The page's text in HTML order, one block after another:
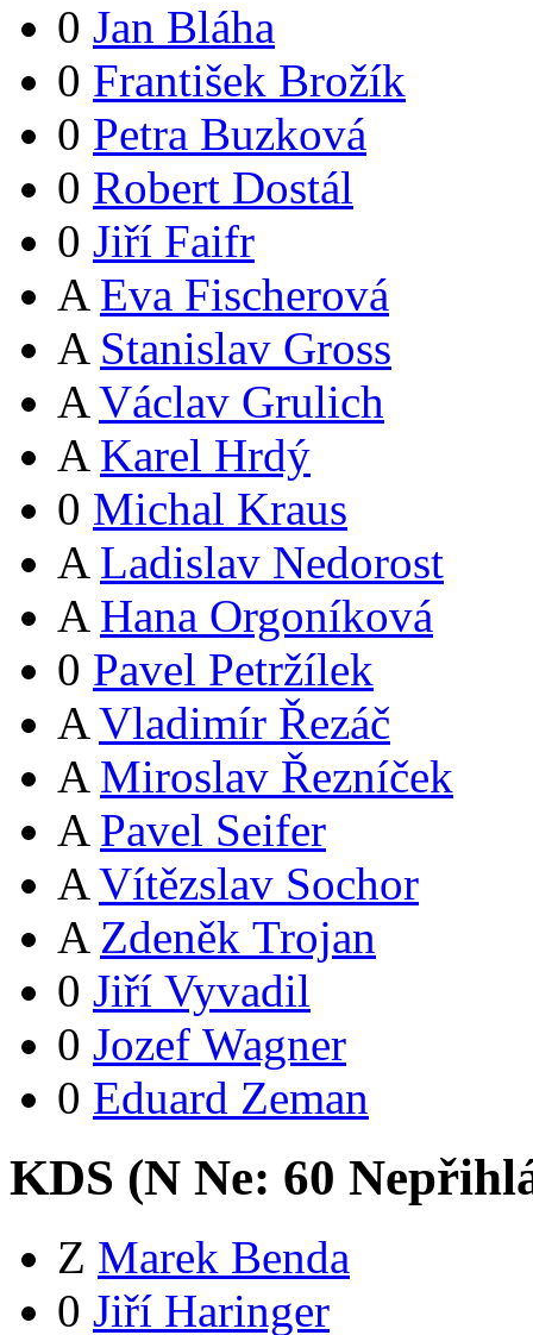
0 Jan Bláha
0 František Brožík
0 Petra Buzková
0 Robert Dostál
0 Jiří Faifr
A Eva Fischerová
A Stanislav Gross
A Václav Grulich
A Karel Hrdý
0 Michal Kraus
A Ladislav Nedorost
A Hana Orgoníková
0 Pavel Petržílek
A Vladimír Řezáč
A Miroslav Řezníček
A Pavel Seifer
A Vítězslav Sochor
A Zdeněk Trojan
0 Jiří Vyvadil
0 Jozef Wagner
0 Eduard Zeman
KDS (N Ne: 60
Z Marek Benda
0 Jiří Haringer